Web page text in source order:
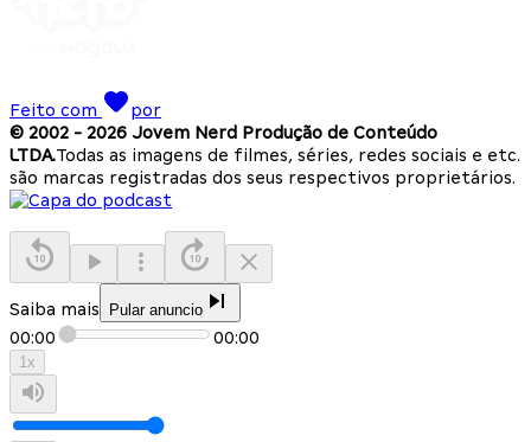
Feito com
por
© 2002 - 2026 Jovem Nerd Produção de Conteúdo
LTDA.Todas as imagens de filmes, séries, redes sociais e etc.
são marcas registradas dos seus respectivos proprietários.
Saiba mais Pular anuncio
00:00 00:00
1x